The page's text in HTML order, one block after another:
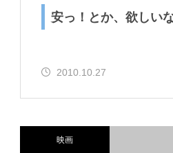
安っ！とか、欲しい
2010.10.27
映画